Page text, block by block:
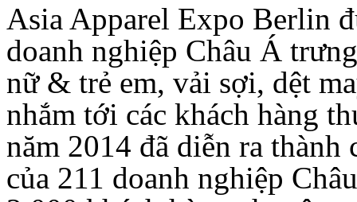
Asia Apparel Expo Berlin
doanh nghiệp Châu Á
nữ & trẻ em, vải sợi, dệt
nhắm tới các khách hàng
năm 2014 đã diễn ra
của 211 doanh nghiệp